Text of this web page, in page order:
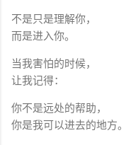
不是只是理解你，
而是进入你。
当我害怕的时候，
让我记得：
你不是远处的帮助，
你是我可以进去的地方。